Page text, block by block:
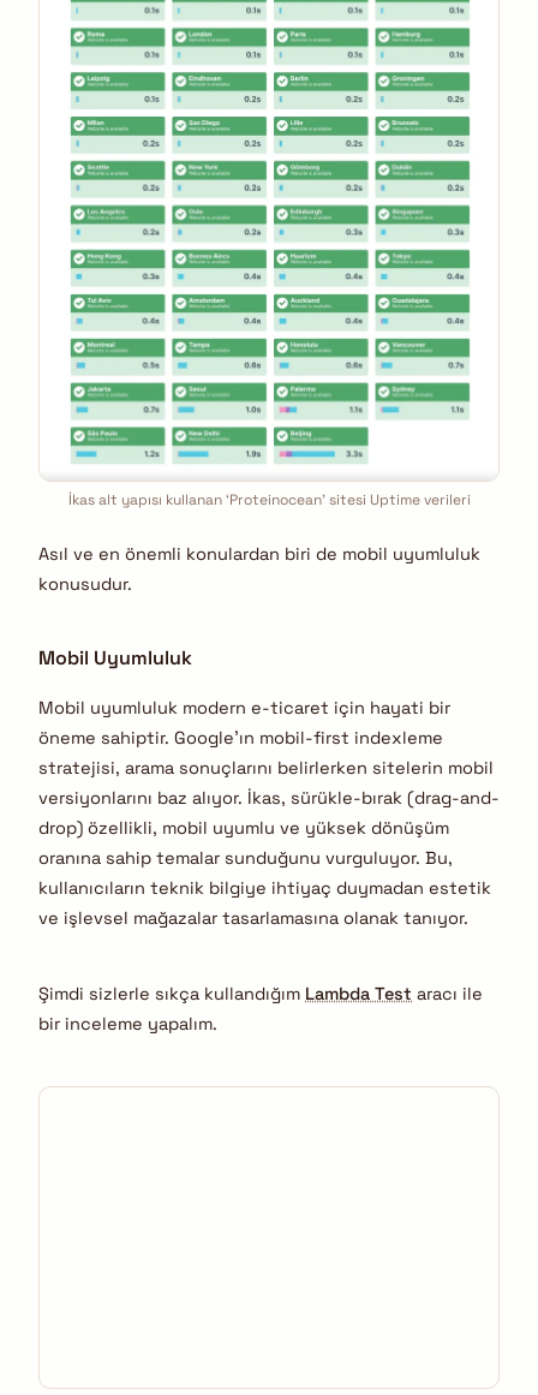
İkas alt yapısı kullanan ‘Proteinocean’ sitesi Uptime verileri
Asıl ve en önemli konulardan biri de mobil uyumluluk
konusudur.
Mobil Uyumluluk
Mobil uyumluluk modern e-ticaret için hayati bir
öneme sahiptir. Google’ın mobil-first indexleme
stratejisi, arama sonuçlarını belirlerken sitelerin mobil
versiyonlarını baz alıyor. İkas, sürükle-bırak (drag-and-
drop) özellikli, mobil uyumlu ve yüksek dönüşüm
oranına sahip temalar sunduğunu vurguluyor. Bu,
kullanıcıların teknik bilgiye ihtiyaç duymadan estetik
ve işlevsel mağazalar tasarlamasına olanak tanıyor.
Şimdi sizlerle sıkça kullandığım Lambda Test aracı ile
bir inceleme yapalım.